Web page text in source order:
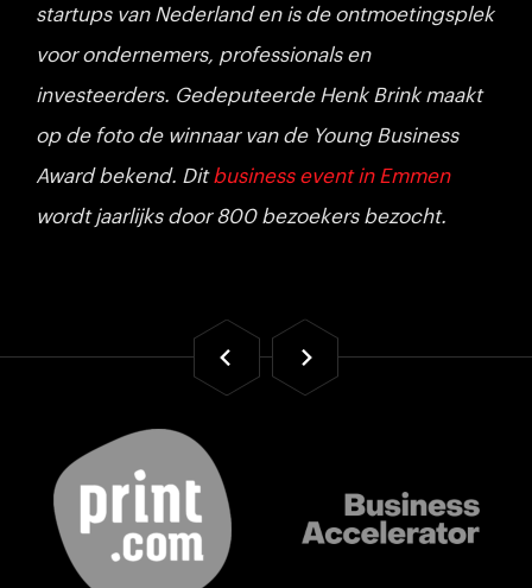
startups van Nederland en is de ontmoetingsplek
voor ondernemers, professionals en
investeerders. Gedeputeerde Henk Brink maakt
op de foto de winnaar van de Young Business
Award bekend. Ditbusiness event in Emmen
wordt jaarlijks door 800 bezoekers bezocht.